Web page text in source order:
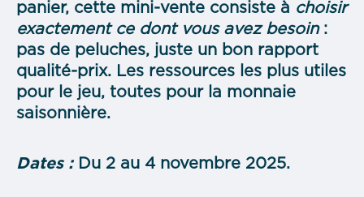
panier, cette mini-vente consiste à choisir
exactement ce dont vous avez besoin:
pas de peluches, juste un bon rapport
qualité-prix. Les ressources les plus utiles
pour le jeu, toutes pour la monnaie
saisonnière.
Dates :Du 2 au 4 novembre 2025.